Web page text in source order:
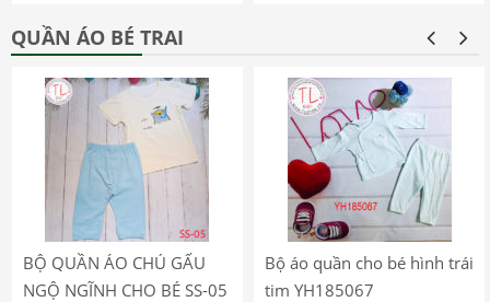
QUẦN ÁO BÉ TRAI
BỘ QUẦN ÁO CHÚ GẤU
NGỘ NGĨNH CHO BÉ SS-05
Bộ áo quần cho bé hình trái
tim YH185067